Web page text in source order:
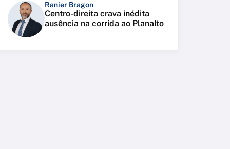
Ranier Bragon
Centro-direita crava inédita
ausência na corrida ao Planalto